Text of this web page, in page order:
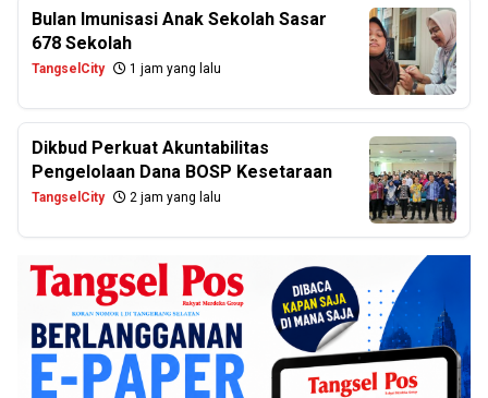
Bulan Imunisasi Anak Sekolah Sasar
678 Sekolah
TangselCity 1 jam yang lalu
Dikbud Perkuat Akuntabilitas
Pengelolaan Dana BOSP Kesetaraan
TangselCity 2 jam yang lalu